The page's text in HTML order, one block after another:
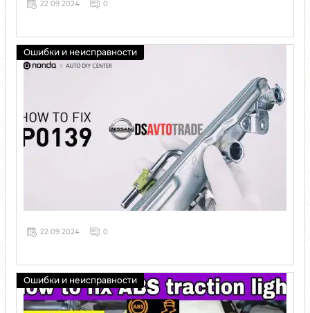
22 09 2024 0
Ошибки и неисправности
22 09 2024 0
Ошибки и неисправности